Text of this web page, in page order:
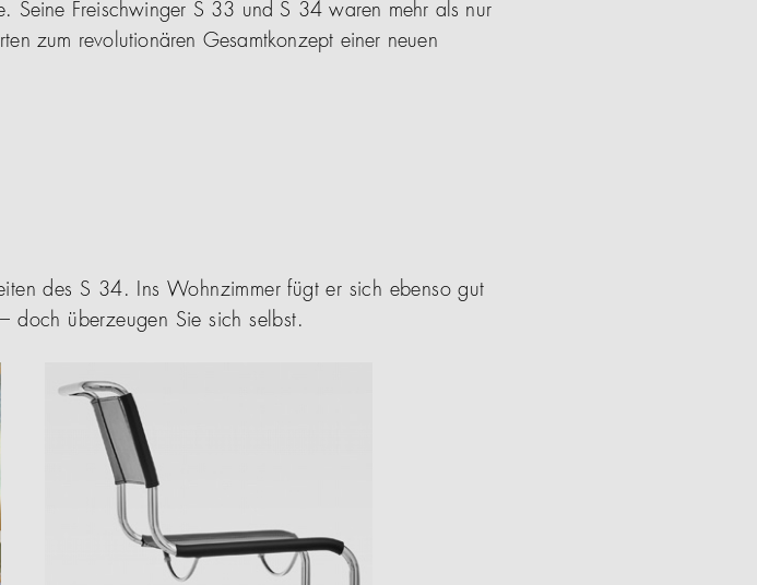
Seine Freischwinger S 33 und S 34 waren mehr als nur
zum revolutionären Gesamtkonzept einer neuen
des S 34. Ins Wohnzimmer fügt er sich ebenso gut
doch überzeugen Sie sich selbst.